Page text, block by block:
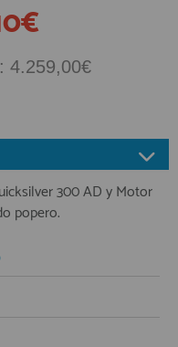
4.259,00€
300 AD y Motor
popero.